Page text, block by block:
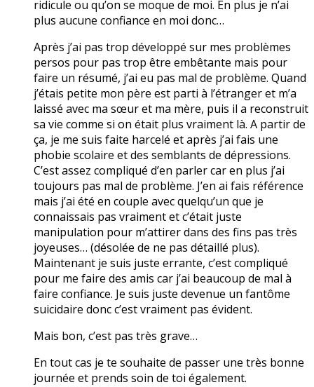
ridicule ou qu’on se moque de moi. En plus je n’ai
plus aucune confiance en moi donc…
Après j’ai pas trop développé sur mes problèmes
persos pour pas trop être embêtante mais pour
faire un résumé, j’ai eu pas mal de problème. Quand
j’étais petite mon père est parti à l’étranger et m’a
laissé avec ma sœur et ma mère, puis il a reconstruit
sa vie comme si on était plus vraiment là. A partir de
ça, je me suis faite harcelé et après j’ai fais une
phobie scolaire et des semblants de dépressions.
C’est assez compliqué d’en parler car en plus j’ai
toujours pas mal de problème. J’en ai fais référence
mais j’ai été en couple avec quelqu’un que je
connaissais pas vraiment et c’était juste
manipulation pour m’attirer dans des fins pas très
joyeuses… (désolée de ne pas détaillé plus).
Maintenant je suis juste errante, c’est compliqué
pour me faire des amis car j’ai beaucoup de mal à
faire confiance. Je suis juste devenue un fantôme
suicidaire donc c’est vraiment pas évident.
Mais bon, c’est pas très grave…
En tout cas je te souhaite de passer une très bonne
journée et prends soin de toi également.